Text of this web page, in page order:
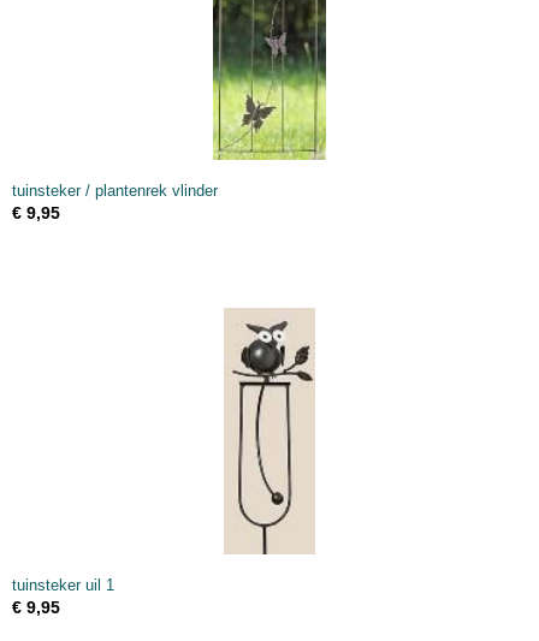
tuinsteker / plantenrek vlinder
€ 9,95
tuinsteker uil 1
€ 9,95